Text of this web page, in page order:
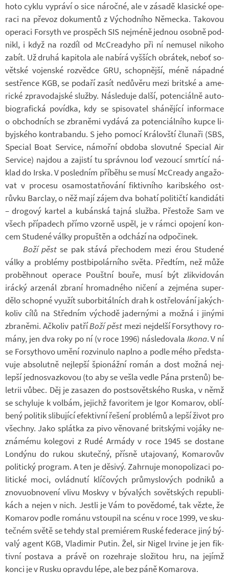
hoto cyklu vy­práví o sice ná­ročné, ale v zá­sadě kla­sické ope­
raci na pře­voz do­ku­mentů z Vý­chod­ního Ně­mecka. Ta­ko­vou
ope­raci For­syth ve pro­spěch SIS nejméně jed­nou osobně pod­
nikl, i když na roz­díl od McCrea­dyho při ní ne­mu­sel ni­koho
zabít. Už druhá ka­pi­tola ale na­bírá vyš­ších ob­rá­tek, neboť so­
vět­ské vo­jen­ské roz­vědce GRU, schop­nější, méně ná­padné
sestřence KGB, se po­daří zasít ne­dů­věru mezi brit­ské a ame­
rické zpra­vo­daj­ské služby. Ná­sle­duje další, po­ten­ci­álně au­to­
bi­o­gra­fická po­vídka, kdy se spi­so­va­tel shá­ně­jící in­for­mace
o ob­chod­ních se zbra­němi vy­dává za po­ten­ci­ál­ního kupce li­
byj­ského kon­tra­bandu. S jeho po­mocí Krá­lov­ští člunaři (SBS,
Spe­cial Boat Ser­vice, ná­mořní ob­doba slo­vutné Spe­cial Air
Ser­vice) na­jdou a za­jistí tu správ­nou loď ve­zoucí smr­tící ná­
klad do Irska. V po­sled­ním pří­běhu se musí McCready an­ga­žo­
vat v pro­cesu osa­mo­stat­ňo­vání fik­tiv­ního ka­rib­ského os­t­
růvku Barc­lay, o něž mají zájem dva bo­hatí po­li­tičtí kan­di­dáti
– dro­gový kar­tel a ku­bán­ská tajná služba. Přes­tože Sam ve
všech pří­pa­dech přímo vzorně uspěl, je v rámci opo­jení kon­
cem Stu­dené války pro­puš­těn a od­chází na od­po­či­nek.
Boží pěstse pak stává pře­cho­dem mezi érou Stu­dené
války a pro­blémy po­st­bi­po­lár­ního světa. Před­tím, než může
pro­běh­nout ope­race Pouštní bouře, musí být zlik­vi­do­ván
irácký ar­ze­nál zbraní hro­mad­ného ni­čení a zejména su­per­
dělo schopné vy­u­žít subor­bi­tál­ních drah k ostře­lo­vání ja­kých­
ko­liv cílů na Střed­ním vý­chodě ja­der­nými a možná i ji­nými
zbra­němi. Ač­ko­liv patříBoží pěst mezi nejdelší For­sy­thovy ro­
mány, jen dva roky po ní (v roce 1996) ná­sle­do­vala Ikona. V ní
se For­sy­thovo umění roz­vi­nulo na­plno a podle mého před­sta­
vuje ab­so­lutně nej­lepší špi­o­nážní román a dost možná nej­
lepší jed­nosvaz­ko­vou (to aby se vešla vedle Pána prs­tenů) be­
let­rii vůbec. Děj je za­sa­zen do po­st­so­vět­ského Ruska, v němž
se schy­luje k vol­bám, je­jichž fa­vo­ri­tem je Igor Ko­ma­rov, ob­lí­
bený po­li­tik sli­bu­jící efek­tivní ře­šení pro­blémů a lepší život pro
všechny. Jako splátka za pivo vě­no­vané brit­skými vo­jáky ne­
zná­mému ko­le­govi z Rudé Ar­mády v roce 1945 se do­stane
Lon­dýnu do rukou sku­tečný, přísně uta­jo­vaný, Ko­ma­ro­vův
po­li­tický pro­gram. A ten je dě­sivý. Za­hr­nuje mo­no­po­li­zaci po­
li­tické moci, ovlád­nutí klí­čo­vých prů­mys­lo­vých pod­niků a
zno­vu­ob­no­vení vlivu Moskvy v bý­va­lých so­vět­ských re­pub­li­
kách a nejen v nich. Jestli je Vám to po­vě­domé, tak vězte, že
Ko­ma­rov podle ro­mánu vstou­pil na scénu v roce 1999, ve sku­
teč­ném světě se tehdy stal pre­mi­é­rem Ruské fe­de­race jiný bý­
valý agent KGB, Vla­di­mir Putin. Žel, sir Nigel Ir­vine je jen fik­
tivní po­stava a právě on ro­ze­hraje slo­ži­tou hru, na je­jímž
konci je v Rusku opravdu lépe, ale bez páně Ko­ma­rova.